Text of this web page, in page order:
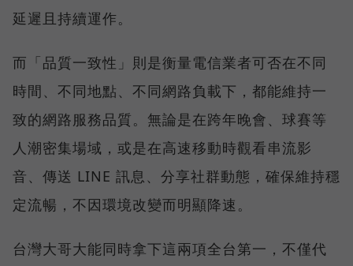
延遲且持續運作。
而「品質一致性」則是衡量電信業者可否在不同
時間、不同地點、不同網路負載下，都能維持一
致的網路服務品質。無論是在跨年晚會、球賽等
人潮密集場域，或是在高速移動時觀看串流影
音、傳送 LINE 訊息、分享社群動態，確保維持穩
定流暢，不因環境改變而明顯降速。
台灣大哥大能同時拿下這兩項全台第一，不僅代